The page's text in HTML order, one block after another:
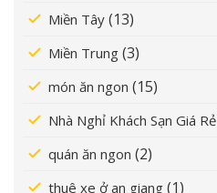
Miền Tây (13)
Miền Trung (3)
món ăn ngon (15)
Nhà Nghỉ Khách Sạn Giá Rẻ
quán ăn ngon (2)
thuê xe ở an giang (1)